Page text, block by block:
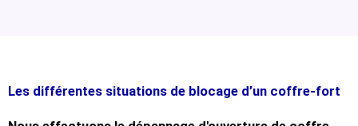
Les différentes situations de blocage d’un coffre-fort